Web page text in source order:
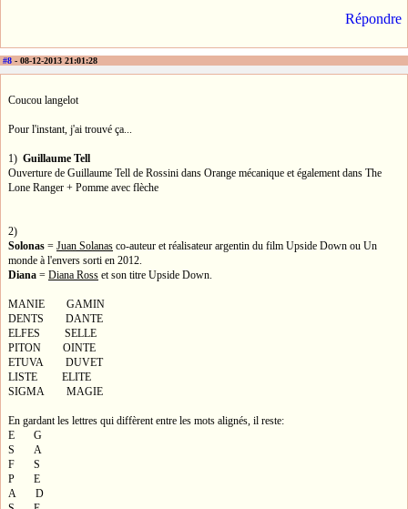
Répondre
#8 - 08-12-2013 21:01:28
Coucou langelot
Pour l'instant, j'ai trouvé ça...
1) Guillaume Tell
Ouverture de Guillaume Tell de Rossini dans Orange mécanique et également dans The
Lone Ranger + Pomme avec flèche
2)
Solonas = Juan Solanas co-auteur et réalisateur argentin du film Upside Down ou Un
monde à l'envers sorti en 2012.
Diana = Diana Ross et son titre Upside Down.
MANIE GAMIN
DENTS DANTE
ELFES SELLE
PITON OINTE
ETUVA DUVET
LISTE ELITE
SIGMA MAGIE
En gardant les lettres qui diffèrent entre les mots alignés, il reste:
E G
S A
F S
P E
A D